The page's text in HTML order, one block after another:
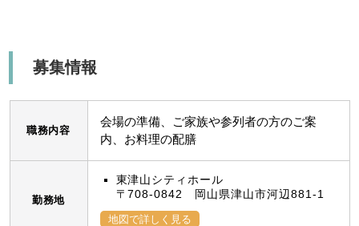
募集情報
職務内容
会場の準備、ご家族や参列者の方のご案
内、お料理の配膳
勤務地
東津山シティホール
〒708-0842 岡山県津山市河辺881-1
地図で詳しく見る